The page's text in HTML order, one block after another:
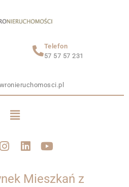
Telefon
57 57 57 231
Mieszkań z